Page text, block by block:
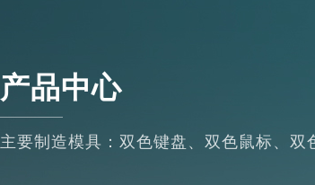
产品中心
主要制造模具：双色键盘、双色鼠标、